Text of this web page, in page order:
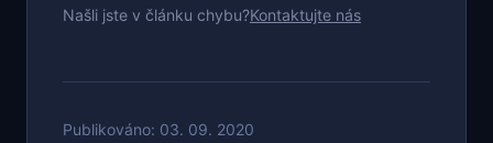
Našli jste v článku chybu?Kontaktujte nás
Publikováno: 03. 09. 2020